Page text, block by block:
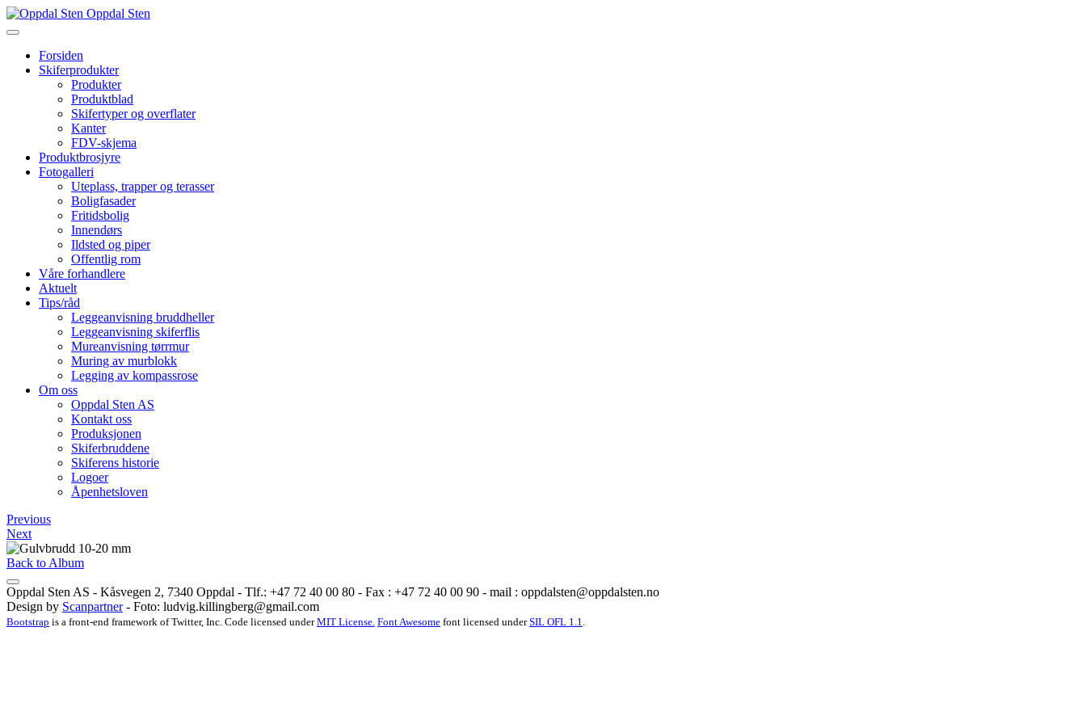
Oppdal Sten
Forsiden
Skiferprodukter
Produkter
Produktblad
Skifertyper og overflater
Kanter
FDV-skjema
Produktbrosjyre
Fotogalleri
Uteplass, trapper og terasser
Boligfasader
Fritidsbolig
Innendørs
Ildsted og piper
Offentlig rom
Våre forhandlere
Aktuelt
Tips/råd
Leggeanvisning bruddheller
Leggeanvisning skiferflis
Mureanvisning tørrmur
Muring av murblokk
Legging av kompassrose
Om oss
Oppdal Sten AS
Kontakt oss
Produksjonen
Skiferbruddene
Skiferens historie
Logoer
Åpenhetsloven
Previous
Next
Back to Album
Oppdal Sten AS - Kåsvegen 2, 7340 Oppdal - Tlf.: +47 72 40 00 80 - Fax : +47 72 40 00 90 - mail : oppdalsten@oppdalsten.no
Design by Scanpartner- Foto: ludvig.killingberg@gmail.com
Bootstrap is a front-end framework of Twitter, Inc. Code licensed underMIT License. Font Awesome font licensed underSIL OFL 1.1.